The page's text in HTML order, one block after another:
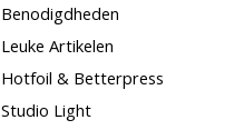
Benodigdheden
Leuke Artikelen
Hotfoil & Betterpress
Studio Light